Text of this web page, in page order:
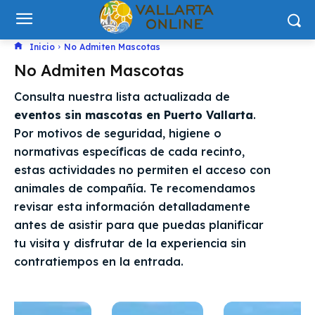
Inicio No Admiten Mascotas
No Admiten Mascotas
Consulta nuestra lista actualizada de
eventos sin mascotas en Puerto Vallarta.
Por motivos de seguridad, higiene o
normativas específicas de cada recinto,
estas actividades no permiten el acceso con
animales de compañía. Te recomendamos
revisar esta información detalladamente
antes de asistir para que puedas planificar
tu visita y disfrutar de la experiencia sin
contratiempos en la entrada.